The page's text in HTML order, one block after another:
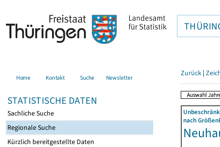
Home Kontakt Suche Newsletter
STATISTISCHE DATEN
Sachliche Suche
Regionale Suche
Kürzlich bereitgestellte Daten
Zurück |
nach